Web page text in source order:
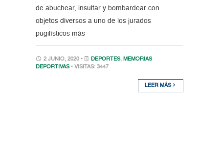
de abuchear, insultar y bombardear con
objetos diversos a uno de los jurados
pugilísticos más
2 JUNIO, 2020 • DEPORTES, MEMORIAS
DEPORTIVAS • VISITAS: 3447
LEER MÁS